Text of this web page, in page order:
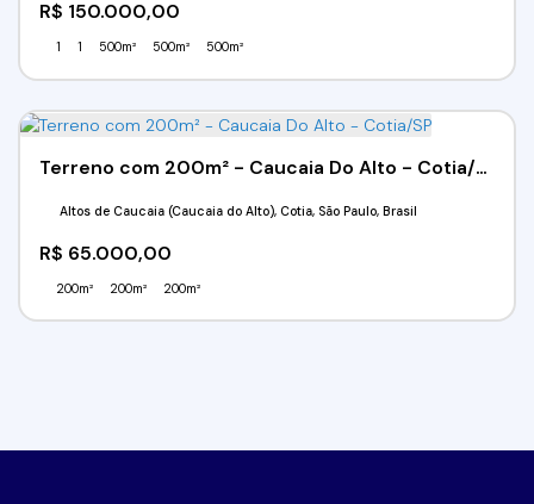
R$ 150.000,00
1 1 500m² 500m² 500m²
Terreno com 200m² - Caucaia Do Alto - Cotia/SP
R$ 65.000,00
Altos de Caucaia (Caucaia do Alto), Cotia, São Paulo, Brasil
200m² 200m² 200m²